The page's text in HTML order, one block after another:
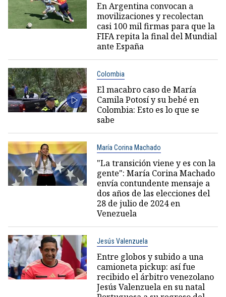
En Argentina convocan a
movilizaciones y recolectan
casi 100 mil firmas para que la
FIFA repita la final del Mundial
ante España
Colombia
El macabro caso de María
Camila Potosí y su bebé en
Colombia: Esto es lo que se
sabe
María Corina Machado
"La transición viene y es con la
gente": María Corina Machado
envía contundente mensaje a
dos años de las elecciones del
28 de julio de 2024 en
Venezuela
Jesús Valenzuela
Entre globos y subido a una
camioneta pickup: así fue
recibido el árbitro venezolano
Jesús Valenzuela en su natal